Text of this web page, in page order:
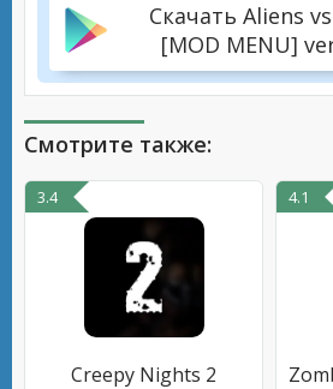
Скачать Aliens
[MOD MENU]
Смотрите также:
3.4
Creepy Nights 2
4.1